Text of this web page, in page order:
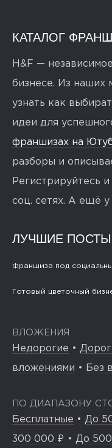
КАТАЛОГ
H&F —
бизнесе. Из наших
узнать как
идеи для
франшизах на
разборы и
Регистрируйтесь
соц. сетях. А ещё у
ЛУЧШИЕ ПОСТЫ
Франшиза под
Готовый цветочный
ВЛОЖЕНИЯ
Недорогие •
вложениями • Без
ПО ДИАПАЗОНУ
Бесплатные • До
300 000 ₽ • До